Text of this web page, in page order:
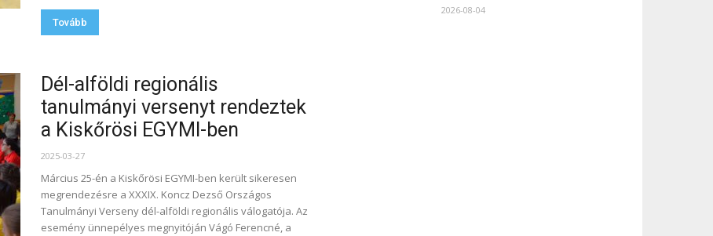
Tovább
Dél-alföldi regionális
tanulmányi versenyt rendeztek
a Kiskőrösi EGYMI-ben
2025-03-27
Március 25-én a Kiskőrösi EGYMI-ben került sikeresen
megrendezésre a XXXIX. Koncz Dezső Országos
Tanulmányi Verseny dél-alföldi regionális válogatója. Az
esemény ünnepélyes megnyitóján Vágó Ferencné, a
2026-08-04